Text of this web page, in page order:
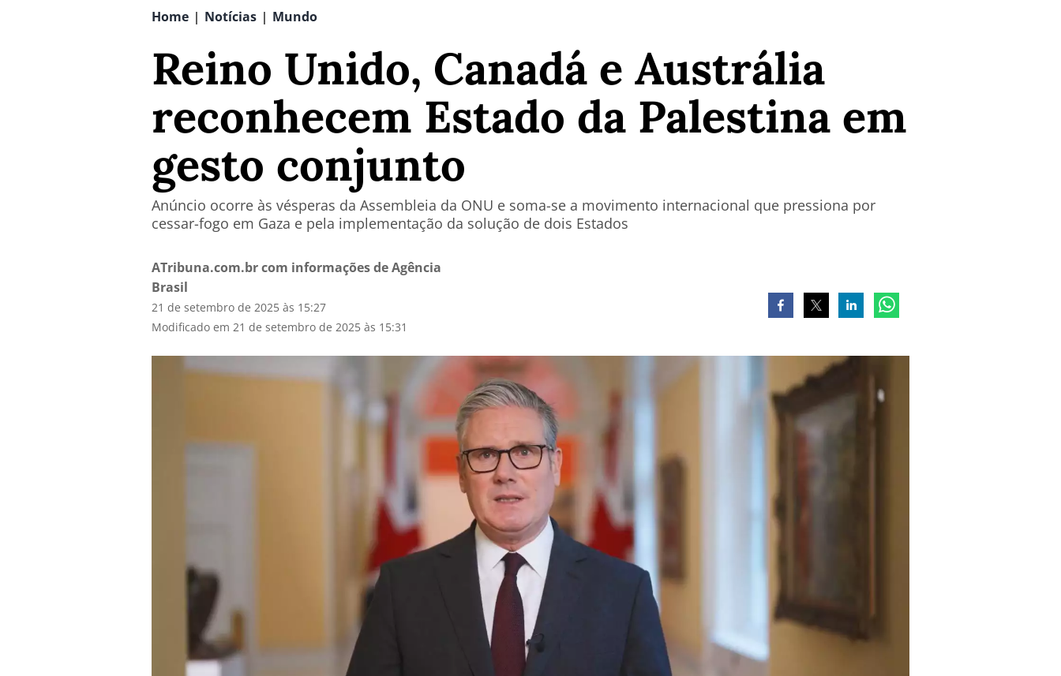
Home | Notícias | Mundo
Reino Unido, Canadá e Austrália
reconhecem Estado da Palestina em
gesto conjunto
Anúncio ocorre às vésperas da Assembleia da ONU e soma-se a movimento internacional que pressiona por
cessar-fogo em Gaza e pela implementação da solução de dois Estados
ATribuna.com.br com informações de Agência
Brasil
21 de setembro de 2025 às 15:27
Modificado em 21 de setembro de 2025 às 15:31